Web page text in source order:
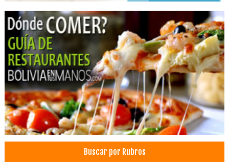
Cirujano dental
Médicos Odontólogos
Periodoncia
Equipo e Instrumental Médico, Hospitalario
Instrumental e Insumos Médicos
Insumos de medicina
Artículos ortopédicos
Equipos e insumos hospitalarios
Equipos médicos
Instrumental e Insumos de Laboratorio
Buscar por Rubros